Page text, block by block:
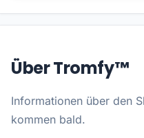
Über Tromfy™
Informationen über den
kommen bald.